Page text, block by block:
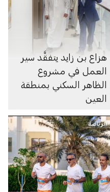
هزاع بن زايد يتفقَّد سير
العمل في مشروع
الظاهر السكني بمنطقة
العين
الرياضة